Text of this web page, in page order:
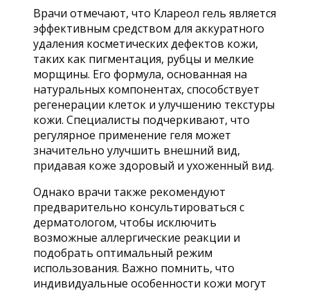
Врачи отмечают, что Клареол гель является
эффективным средством для аккуратного
удаления косметических дефектов кожи,
таких как пигментация, рубцы и мелкие
морщины. Его формула, основанная на
натуральных компонентах, способствует
регенерации клеток и улучшению текстуры
кожи. Специалисты подчеркивают, что
регулярное применение геля может
значительно улучшить внешний вид,
придавая коже здоровый и ухоженный вид.
Однако врачи также рекомендуют
предварительно консультироваться с
дерматологом, чтобы исключить
возможные аллергические реакции и
подобрать оптимальный режим
использования. Важно помнить, что
индивидуальные особенности кожи могут